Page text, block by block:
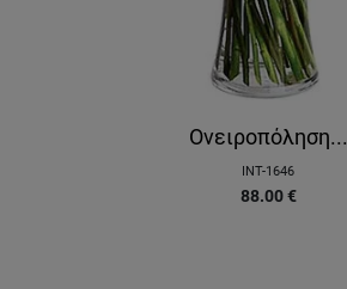
Ονειροπόληση...
INT-1646
88.00 €